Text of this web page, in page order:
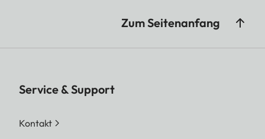
Zum Seitenanfang
Service & Support
Kontakt